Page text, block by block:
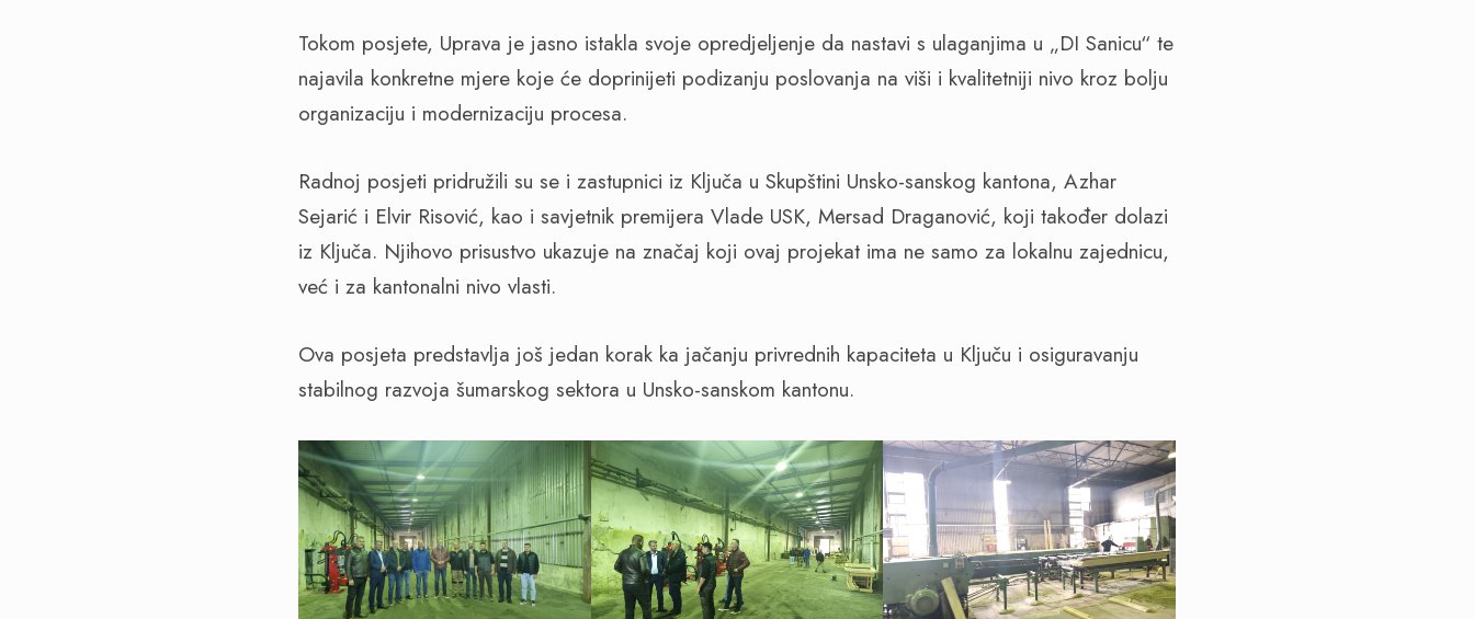
Tokom posjete, Uprava je jasno istakla svoje opredjeljenje da nastavi s ulaganjima u „DI Sanicu“ te
najavila konkretne mjere koje će doprinijeti podizanju poslovanja na viši i kvalitetniji nivo kroz bolju
organizaciju i modernizaciju procesa.
Radnoj posjeti pridružili su se i zastupnici iz Ključa u Skupštini Unsko-sanskog kantona, Azhar
Sejarić i Elvir Risović, kao i savjetnik premijera Vlade USK, Mersad Draganović, koji također dolazi
iz Ključa. Njihovo prisustvo ukazuje na značaj koji ovaj projekat ima ne samo za lokalnu zajednicu,
već i za kantonalni nivo vlasti.
Ova posjeta predstavlja još jedan korak ka jačanju privrednih kapaciteta u Ključu i osiguravanju
stabilnog razvoja šumarskog sektora u Unsko-sanskom kantonu.